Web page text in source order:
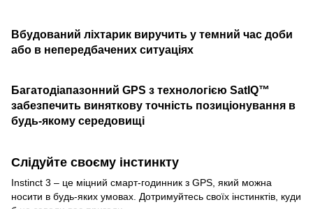
Вбудований ліхтарик виручить у темний час доби
або в непередбачених ситуаціях
Багатодіапазонний GPS з технологією SatIQ™
забезпечить виняткову точність позиціонування в
будь-якому середовищі
Слідуйте своєму інстинкту
Instinct 3 – це міцний смарт-годинник з GPS, який можна
носити в будь-яких умовах. Дотримуйтесь своїх інстинктів, куди